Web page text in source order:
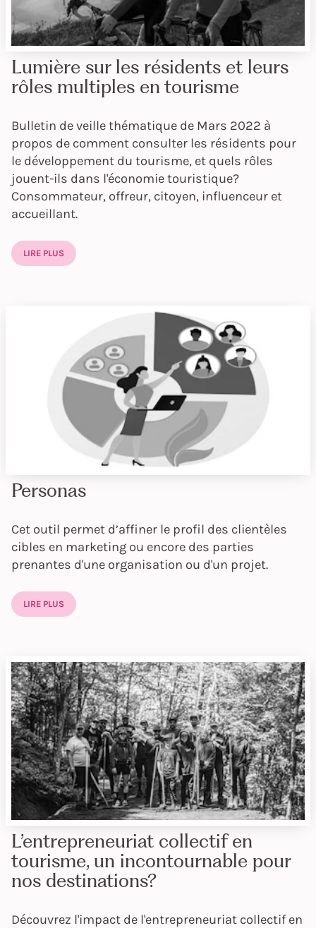
Lumière sur les résidents et leurs
rôles multiples en tourisme
Bulletin de veille thématique de Mars 2022 à
propos de comment consulter les résidents pour
le développement du tourisme, et quels rôles
jouent-ils dans l'économie touristique?
Consommateur, offreur, citoyen, influenceur et
accueillant.
LIRE PLUS
Personas
Cet outil permet d’affiner le profil des clientèles
cibles en marketing ou encore des parties
prenantes d'une organisation ou d'un projet.
LIRE PLUS
L’entrepreneuriat collectif en
tourisme, un incontournable pour
nos destinations?
Découvrez l'impact de l'entrepreneuriat collectif en